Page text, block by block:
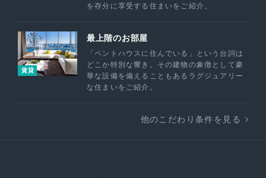
を存分に享受する住まいをご紹介。
賃貸
最上階のお部屋
「ペントハウスに住んでいる」という台詞は
どこか特別な響き。その建物の象徴として豪
華な設備を備えることもあるラグジュアリー
な住まいをご紹介。
他のこだわり条件を見る